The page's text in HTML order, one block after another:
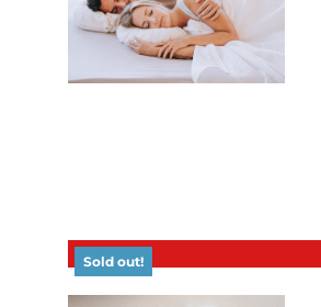
Sold out!